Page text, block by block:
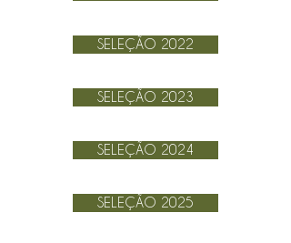
SELEÇÃO 2022
SELEÇÃO 2023
SELEÇÃO 2024
SELEÇÃO 2025